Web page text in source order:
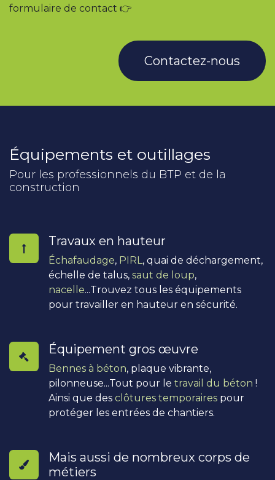
formulaire de contact 👉
Contactez-nous
Équipements et outillages
Pour les professionnels du BTP et de la
construction
Travaux en hauteur
Échafaudage, PIRL, quai de déchargement,
échelle de talus, saut de loup,
nacelle...Trouvez tous les équipements
pour travailler en hauteur en sécurité.
Équipement gros œuvre
Bennes à béton, plaque vibrante,
pilonneuse...Tout pour le travail du béton !
Ainsi que des clôtures temporaires pour
protéger les entrées de chantiers.
Mais aussi de nombreux corps de
métiers